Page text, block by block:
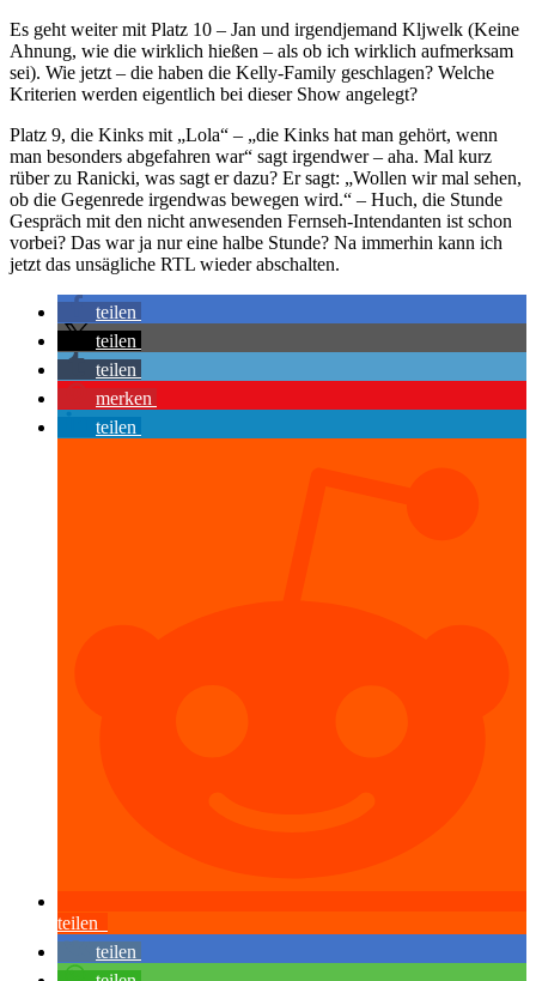
Es geht weiter mit Platz 10 – Jan und irgendjemand Kljwelk (Keine
Ahnung, wie die wirklich hießen – als ob ich wirklich aufmerksam
sei). Wie jetzt – die haben die Kelly-Family geschlagen? Welche
Kriterien werden eigentlich bei dieser Show angelegt?
Platz 9, die Kinks mit „Lola“ – „die Kinks hat man gehört, wenn
man besonders abgefahren war“ sagt irgendwer – aha. Mal kurz
rüber zu Ranicki, was sagt er dazu? Er sagt: „Wollen wir mal sehen,
ob die Gegenrede irgendwas bewegen wird.“ – Huch, die Stunde
Gespräch mit den nicht anwesenden Fernseh-Intendanten ist schon
vorbei? Das war ja nur eine halbe Stunde? Na immerhin kann ich
jetzt das unsägliche RTL wieder abschalten.
teilen
teilen
teilen
merken
teilen
teilen
teilen